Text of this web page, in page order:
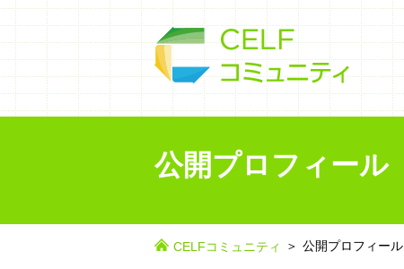
公開プロフィール
CELFコミュニティ 公開プロフィール